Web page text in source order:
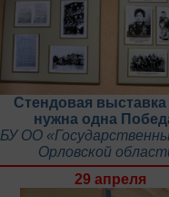
Стендовая
нужна одна
БУ ОО
Орловской
29 апреля